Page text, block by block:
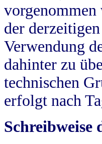
der
Verwendung
dahinter zu
technischen
erfolgt nach
Schreibweise